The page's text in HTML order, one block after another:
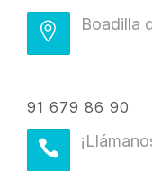
Boadilla
91 679 86 90